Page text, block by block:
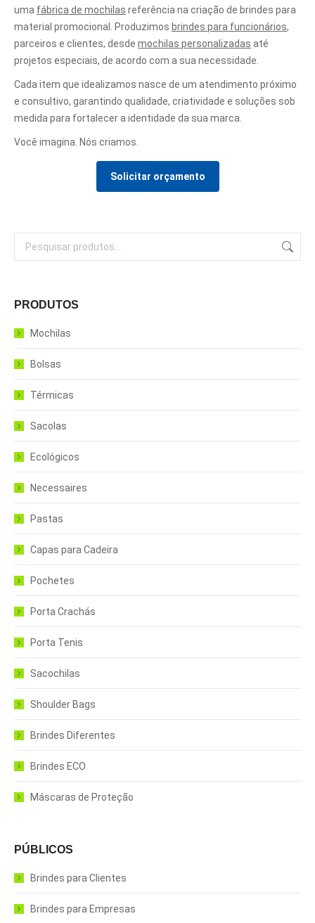
uma fábrica de mochilas referência na criação de brindes para
material promocional. Produzimos brindes para funcionários,
parceiros e clientes, desde mochilas personalizadas até
projetos especiais, de acordo com a sua necessidade.
Cada item que idealizamos nasce de um atendimento próximo
e consultivo, garantindo qualidade, criatividade e soluções sob
medida para fortalecer a identidade da sua marca.
Você imagina. Nós criamos.
Solicitar orçamento
PRODUTOS
Mochilas
Bolsas
Térmicas
Sacolas
Ecológicos
Necessaires
Pastas
Capas para Cadeira
Pochetes
Porta Crachás
Porta Tenis
Sacochilas
Shoulder Bags
Brindes Diferentes
Brindes ECO
Máscaras de Proteção
PÚBLICOS
Brindes para Clientes
Brindes para Empresas